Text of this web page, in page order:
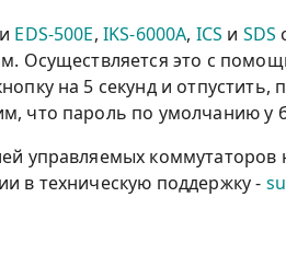
EDS-500E, IKS-6000A, ICS и SDS
Осуществляется это с
на 5 секунд и отпустить,
что пароль по умолчанию у
управляемых
в техническую поддержку -